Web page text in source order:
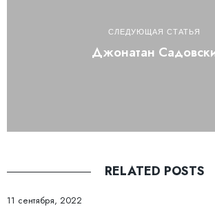
СЛЕДУЮЩАЯ СТАТЬЯ
Джонатан
RELATED POSTS
11 сентября, 2022